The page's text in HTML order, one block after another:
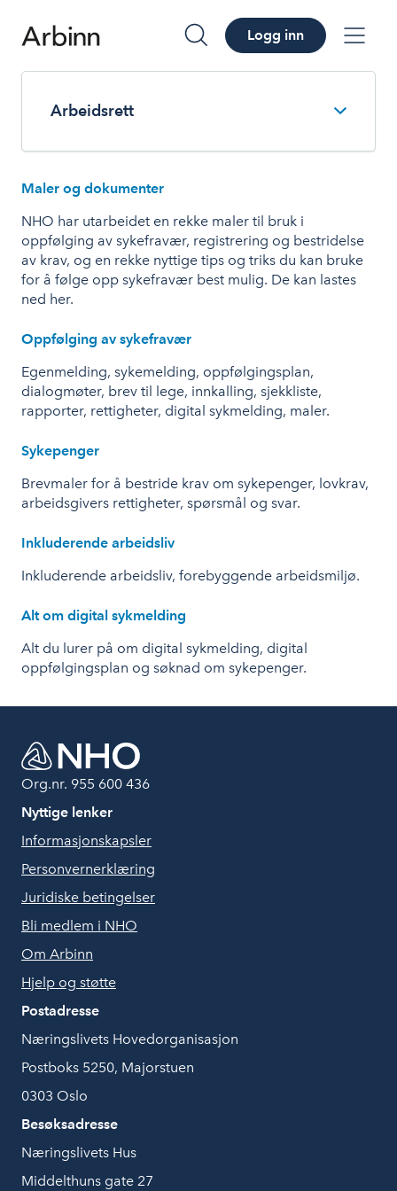
søk Logg inn
Arbeidsrett
Maler og dokumenter
NHO har utarbeidet en rekke maler til bruk i
oppfølging av sykefravær, registrering og bestridelse
av krav, og en rekke nyttige tips og triks du kan bruke
for å følge opp sykefravær best mulig. De kan lastes
ned her.
Oppfølging av sykefravær
Egenmelding, sykemelding, oppfølgingsplan,
dialogmøter, brev til lege, innkalling, sjekkliste,
rapporter, rettigheter, digital sykmelding, maler.
Sykepenger
Brevmaler for å bestride krav om sykepenger, lovkrav,
arbeidsgivers rettigheter, spørsmål og svar.
Inkluderende arbeidsliv
Inkluderende arbeidsliv, forebyggende arbeidsmiljø.
Alt om digital sykmelding
Alt du lurer på om digital sykmelding, digital
oppfølgingsplan og søknad om sykepenger.
Org.nr. 955 600 436
Nyttige lenker
Informasjonskapsler
Personvernerklæring
Juridiske betingelser
Bli medlem i NHO
Om Arbinn
Hjelp og støtte
Postadresse
Næringslivets Hovedorganisasjon
Postboks 5250, Majorstuen
0303 Oslo
Besøksadresse
Næringslivets Hus
Middelthuns gate 27